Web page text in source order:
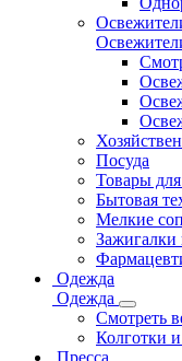
Посуда
Товары
Бытовая
Мелкие
Зажигалки
Одежда
Одежда
Смотреть
Колготки
Пресса